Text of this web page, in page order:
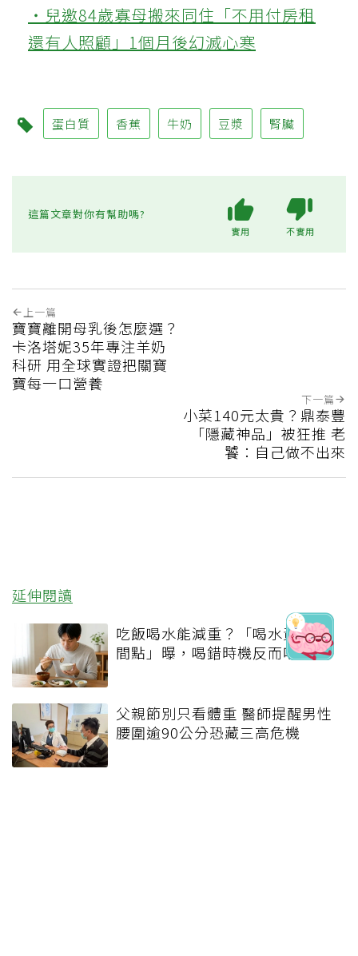
‧兒邀84歲寡母搬來同住「不用付房租
還有人照顧」1個月後幻滅心寒
蛋白質 香蕉 牛奶 豆漿 腎臟
這篇文章對你有幫助嗎?
實用 不實用
上一篇
寶寶離開母乳後怎麼選？
卡洛塔妮35年專注羊奶
科研 用全球實證把關寶
寶每一口營養
下一篇
小菜140元太貴？鼎泰豐
「隱藏神品」被狂推 老
饕：自己做不出來
延伸閱讀
吃飯喝水能減重？「喝水黃金時
間點」曝，喝錯時機反而吃更多
父親節別只看體重 醫師提醒男性
腰圍逾90公分恐藏三高危機